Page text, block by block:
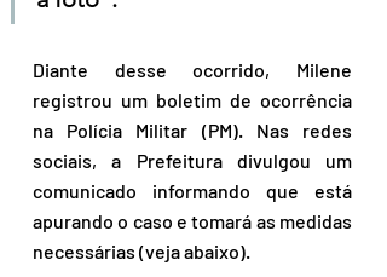
Diante desse ocorrido, Milene
registrou um boletim de ocorrência
na Polícia Militar (PM). Nas redes
sociais, a Prefeitura divulgou um
comunicado informando que está
apurando o caso e tomará as medidas
necessárias (veja abaixo).